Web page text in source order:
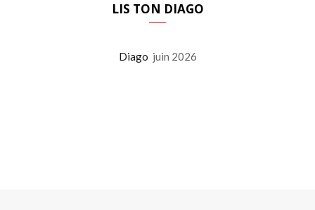
LIS TON DIAGO
Diago juin 2026